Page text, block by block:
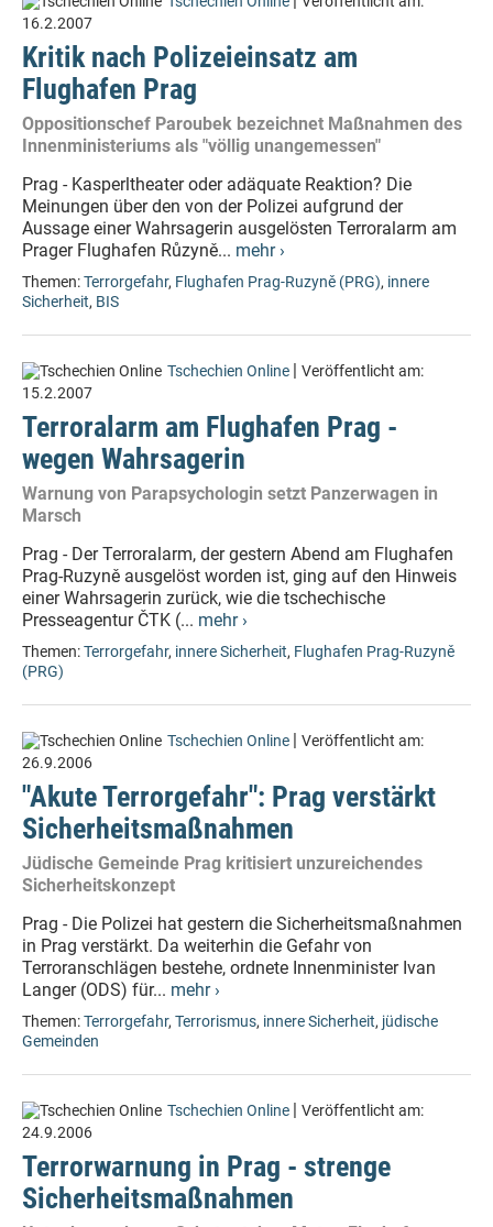
16.2.2007
Kritik nach Polizeieinsatz am
Flughafen Prag
Oppositionschef Paroubek bezeichnet Maßnahmen des
Innenministeriums als "völlig unangemessen"
Prag - Kasperltheater oder adäquate Reaktion? Die
Meinungen über den von der Polizei aufgrund der
Aussage einer Wahrsagerin ausgelösten Terroralarm am
Prager Flughafen Růzyně... mehr ›
Themen:Terrorgefahr, Flughafen Prag-Ruzyně (PRG), innere
Sicherheit, BIS
Tschechien Online | Veröffentlicht am:
15.2.2007
Terroralarm am Flughafen Prag -
wegen Wahrsagerin
Warnung von Parapsychologin setzt Panzerwagen in
Marsch
Prag - Der Terroralarm, der gestern Abend am Flughafen
Prag-Ruzyně ausgelöst worden ist, ging auf den Hinweis
einer Wahrsagerin zurück, wie die tschechische
Presseagentur ČTK (... mehr ›
Themen:Terrorgefahr, innere Sicherheit, Flughafen Prag-Ruzyně
(PRG)
Tschechien Online | Veröffentlicht am:
26.9.2006
"Akute Terrorgefahr": Prag verstärkt
Sicherheitsmaßnahmen
Jüdische Gemeinde Prag kritisiert unzureichendes
Sicherheitskonzept
Prag - Die Polizei hat gestern die Sicherheitsmaßnahmen
in Prag verstärkt. Da weiterhin die Gefahr von
Terroranschlägen bestehe, ordnete Innenminister Ivan
Langer (ODS) für... mehr ›
Themen:Terrorgefahr, Terrorismus, innere Sicherheit, jüdische
Gemeinden
Tschechien Online | Veröffentlicht am:
24.9.2006
Terrorwarnung in Prag - strenge
Sicherheitsmaßnahmen